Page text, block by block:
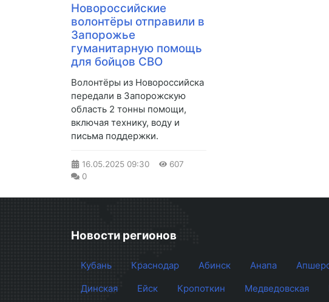
Новороссийские
волонтёры отправили в
Запорожье
гуманитарную помощь
для бойцов СВО
Волонтёры из Новороссийска
передали в Запорожскую
область 2 тонны помощи,
включая технику, воду и
письма поддержки.
16.05.2025 09:30
607
0
Новости регионов
Кубань Краснодар Абинск Анапа
Динская
Ейск Кропоткин Медведовская